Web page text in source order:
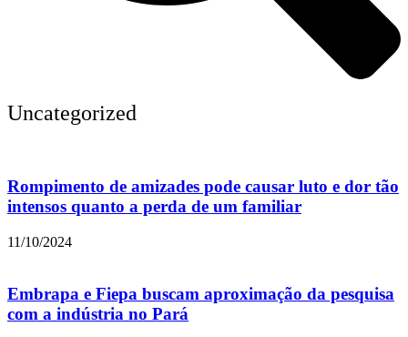
Uncategorized
Rompimento de amizades pode causar luto e dor tão
intensos quanto a perda de um familiar
11/10/2024
Embrapa e Fiepa buscam aproximação da pesquisa
com a indústria no Pará